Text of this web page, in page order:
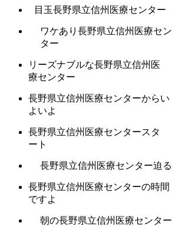
目玉長野県立信州医療センター
ワケあり長野県立信州医療セン
ター
リーズナブルな長野県立信州医
療センター
長野県立信州医療センターからい
よいよ
長野県立信州医療センタースタ
ート
長野県立信州医療センター迫る
長野県立信州医療センターの時間
ですよ
朝の長野県立信州医療センター